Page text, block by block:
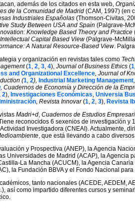
además de los citados en esta web,
de la Comunidad de Madrid (CAM, 1997) (en
Industriales Españolas (Thomson-Civitas,
Study Between USA and Spain (Palgrave-
Knowledge Based Theory and Practice
Capital Based View(Palgrave-
A Natural Resource-Based View.
y organización en revistas tales como
(1, 2, 3, 4), Journal of Business Ethics(1,
and Organizational Excellence, Journal of
(1, 2), Industrial Marketing Management,
, Cuadernos de Economía y Dirección de la
2), Investigaciones Económicas, Universia
, Revista Innovar(1, 2, 3), Revista
Madri+d, Cuadernos de Estudios
reconocidos 6 sexenios de investigación y
Investigadora (CNEAI). Actualmente,
, que está llevando a cabo
y Prospectiva (ANEP), la Agencia
Universidades de Madrid (ACAP), la
La Mancha (ACUCM), la Agencia
la Fundación BBVA y el Fondo Nacional
tanto nacionales (ACEDE, AEDEM,
así como impartido diferentes cursos y